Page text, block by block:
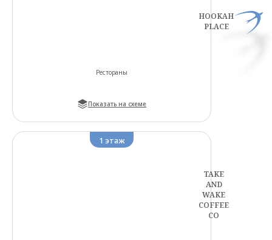
HOOKAH
PLACE
Рестораны
Показать на схеме
1 этаж
TAKE
AND
WAKE
COFFEE
CO